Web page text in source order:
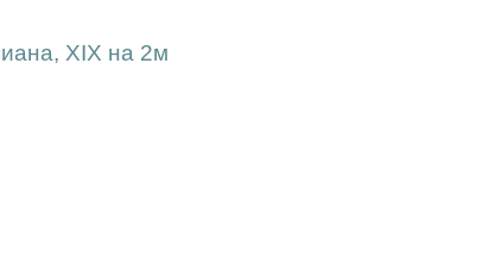
XIX на 2м